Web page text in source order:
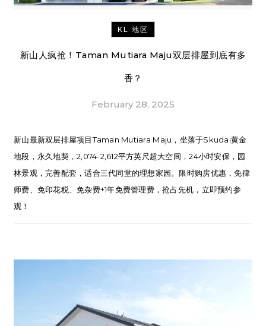
KL 地区
新山人疯抢！Taman Mutiara Maju双层排屋到底有多
香？
February 28, 2025
新山最新双层排屋项目Taman Mutiara Maju，坐落于Skudai黄金
地段，永久地契，2,074-2,612平方英尺超大空间，24小时安保，园
林景观，完善配套，适合三代同堂的理想家园。限时购房优惠，免律
师费、免印花税、免杂费+1年免费管理费，抢占先机，立即预约参
观！